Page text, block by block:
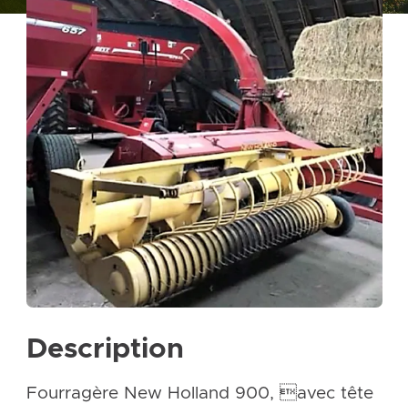
Description
Fourragère New Holland 900, avec tête